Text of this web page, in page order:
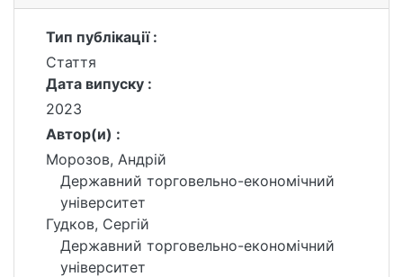
Тип публікації :
Стаття
Дата випуску :
2023
Автор(и) :
Морозов, Андрій
Державний торговельно-економічний
університет
Гудков, Сергій
Державний торговельно-економічний
університет